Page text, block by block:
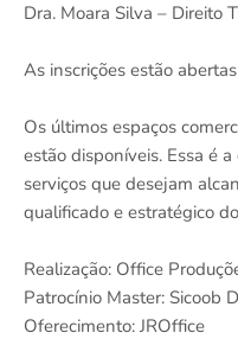
Dra. Moara Silva – Direito
As inscrições estão
Os últimos espaços
estão disponíveis. Essa é
serviços que desejam
qualificado e estratégico
Realização: Office
Patrocínio Master: Sicoob
Oferecimento: JROffice